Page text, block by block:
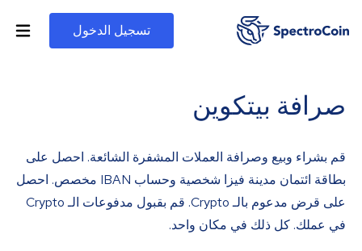
تسجيل الدخول
صرافة بيتكوين
قم بشراء وبيع وصرافة العملات المشفرة الشائعة. احصل على
بطاقة ائتمان مدينة فيزا شخصية وحساب IBAN مخصص. احصل
على قرض مدعوم بالـ Crypto. قم بقبول مدفوعات الـ Crypto
في عملك. كل ذلك في مكان واحد.